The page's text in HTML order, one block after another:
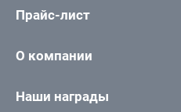
Прайс-лист
О компании
Наши награды